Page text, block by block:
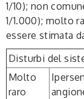
1/10); non
1/1.000); molto
essere stimata
Disturbi del
Molto
raro